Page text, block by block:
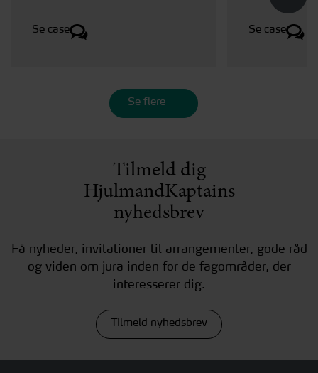
Se case Se case
Se flere
Tilmeld dig
HjulmandKaptains
nyhedsbrev
Få nyheder, invitationer til arrangementer, gode råd
og viden om jura inden for de fagområder, der
interesserer dig.
Tilmeld nyhedsbrev